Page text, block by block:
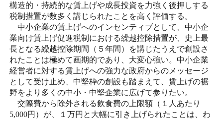
アクセス
所信
構造的・持続的な賃上げや成長投資を力強く後押しする
税制措置が数多く講じられたことを高く評価する。
中小企業の賃上げへのインセンティブとして、中小企
業向け賃上げ促進税制における繰越控除措置が、史上最
長となる繰越控除期間（５年間）を講じたうえで創設さ
れたことは極めて画期的であり、大変心強い。中小企業
経営者に対する賃上げへの強力な政府からのメッセージ
として受け止め、中堅枠の創設も踏まえて、賃上げの裾
野をより多くの中小・中堅企業に広げて参りたい。
交際費から除外される飲食費の上限額（１人あたり
5,000円）が、１万円と大幅に引き上げられたことは、わ